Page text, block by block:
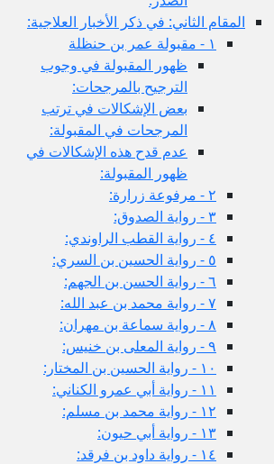
المقام الثاني: في ذكر الأخبار العلاجية:
ظهور المقبولة في وجوب
الترجيح بالمرجحات:
بعض الإشكالات في ترتب
المرجحات في المقبولة:
عدم قدح هذه الإشكالات في
ظهور المقبولة: